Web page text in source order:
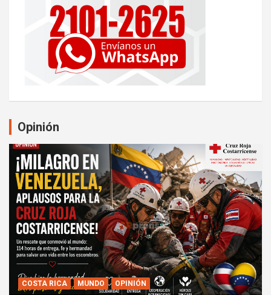
Opinión
COSTA RICA MUNDO OPINIÓN